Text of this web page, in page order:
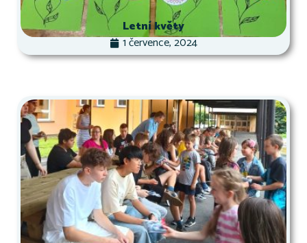
Letní květy
1 července, 2024